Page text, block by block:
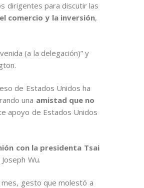
dirigentes para discutir las
comercio y la inversión,
(a la delegación)” y
de Estados Unidos ha
una amistad que no
apoyo de Estados Unidos
con la presidenta Tsai
Wu.
gesto que molestó a